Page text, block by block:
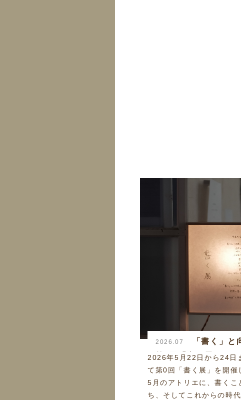
2026.07
「書く」
第0回「書く展」レ
2026年5月22日から24日
て第0回「書く展」を開催
5月のアトリエに、書くこ
ち、そしてこれからの時